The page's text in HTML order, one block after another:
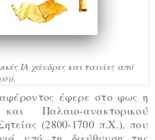
ΙΑ χάνδρες και ταινίες από
έφερε στο φως η
Παλαιο-ανακτορικού
(2800-1700 π.Χ.), που